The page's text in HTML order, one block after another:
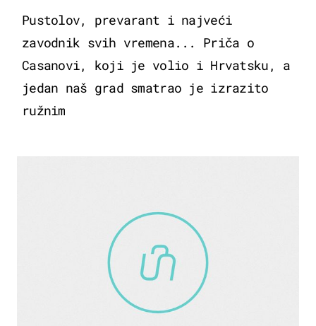
Pustolov, prevarant i najveći
zavodnik svih vremena... Priča o
Casanovi, koji je volio i Hrvatsku, a
jedan naš grad smatrao je izrazito
ružnim